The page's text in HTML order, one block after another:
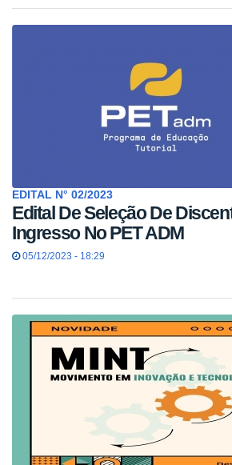
EDITAL N° 02/2023
Edital De Seleção De
Ingresso No PET ADM
05/12/2023 - 18:29